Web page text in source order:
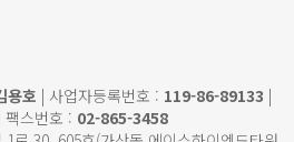
용호 | 사업자등록번호 : 119-86-89133 |
팩스번호 : 02-865-3458